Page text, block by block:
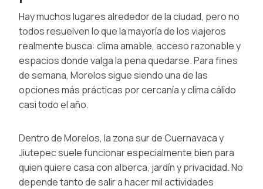
Hay muchos lugares alrededor de la ciudad, pero no
todos resuelven lo que la mayoría de los viajeros
realmente busca: clima amable, acceso razonable y
espacios donde valga la pena quedarse. Para fines
de semana, Morelos sigue siendo una de las
opciones más prácticas por cercanía y clima cálido
casi todo el año.
Dentro de Morelos, la zona sur de Cuernavaca y
Jiutepec suele funcionar especialmente bien para
quien quiere casa con alberca, jardín y privacidad. No
depende tanto de salir a hacer mil actividades